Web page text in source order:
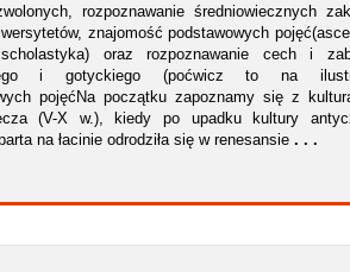
rozpoznawanie średniowiecznych
znajomość podstawowych
oraz rozpoznawanie cech i
i gotyckiego (poćwicz to na
pojęćNa początku zapoznamy się z
(V-X w.), kiedy po upadku kultury
na łacinie odrodziła się w renesansie . . .